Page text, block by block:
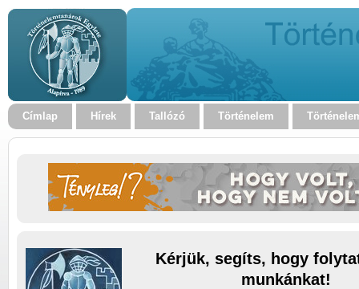
Címlap Hírek Tallózó Történelem
Kérjük, segíts, hogy
munkánkat!